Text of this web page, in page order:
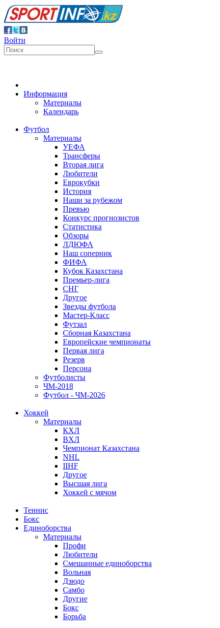
Войти
Информация
Материалы
Календарь
Футбол
Материалы
УЕФА
Трансферы
Вторая лига
Любители
Еврокубки
История
Наши за рубежом
Превью
Конкурс прогнозистов
Статистика
Обзоры
ЛДЮФА
Наш соперник
ФИФА
Кубок Казахстана
Премьер-лига
СНГ
Другое
Звезды футбола
Мастер-Класс
Футзал
Сборная Казахстана
Европейские чемпионаты
Первая лига
Резерв
Персона
Футболисты
ЧМ-2018
Футбол - ЧМ-2026
Хоккей
Материалы
КХЛ
ВХЛ
Чемпионат Казахстана
NHL
IIHF
Другое
Высшая лига
Хоккей с мячом
Теннис
Бокс
Единоборства
Материалы
Профи
Любители
Смешанные единоборства
Вольная
Дзюдо
Самбо
Другие
Бокс
Борьба